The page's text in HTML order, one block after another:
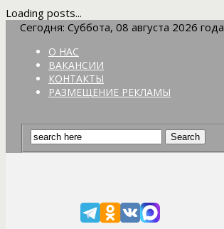
Loading posts...
Сегодня: Суббота, 08 августа 2026 года
О НАС
ВАКАНСИИ
КОНТАКТЫ
РАЗМЕЩЕНИЕ РЕКЛАМЫ